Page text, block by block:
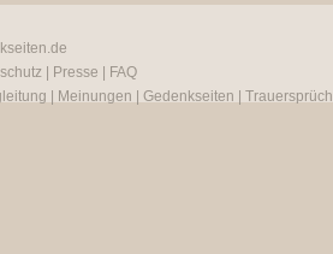
Presse
FAQ
Meinungen Gedenkseiten